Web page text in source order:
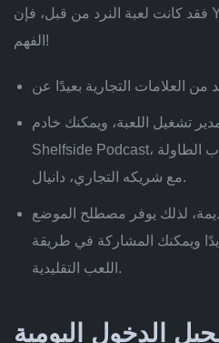
فقد كانت لعبة النرد من قبل، فإن Yatzi ممتعة وسريعة وسهلة
الفهم!
تشغيل اللعبة، ويمكنك خادم
Shelfside Podcast، حيث يتحدث الرجل عن ألعاب الطاولة
مع شريكه التجاري، دانيال.
لذلك يوفر مصطلح الموضع
ويمكنك المشاركة في طريقة
اللعب التقليدية.